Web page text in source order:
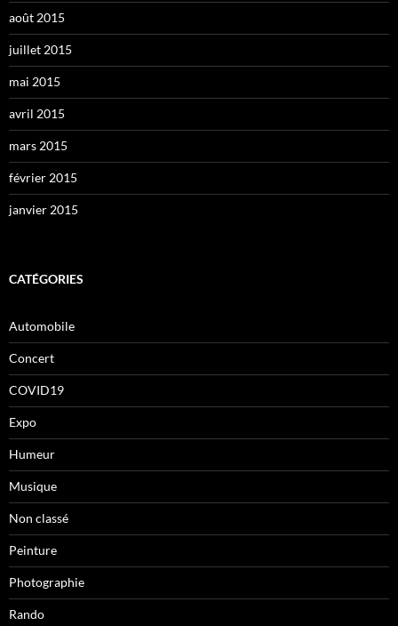
août 2015
juillet 2015
mai 2015
avril 2015
mars 2015
février 2015
janvier 2015
CATÉGORIES
Automobile
Concert
COVID19
Expo
Humeur
Musique
Non classé
Peinture
Photographie
Rando